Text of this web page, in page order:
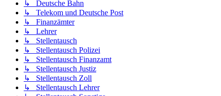
↳ Deutsche Bahn
↳ Telekom und Deutsche Post
↳ Finanzämter
↳ Lehrer
↳ Stellentausch
↳ Stellentausch Polizei
↳ Stellentausch Finanzamt
↳ Stellentausch Justiz
↳ Stellentausch Zoll
↳ Stellentausch Lehrer